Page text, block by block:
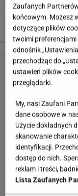
Zaufanych
końcowym. Możesz
dotyczące plików
twoimi
odnośnik
przechodząc do
ustawień plików
przeglądarki.
My, nasi Zaufani
dane osobowe w
Użycie dokładnych
skanowanie
identyfikacji.
dostęp do nich.
reklam i treści,
Lista Zaufanych